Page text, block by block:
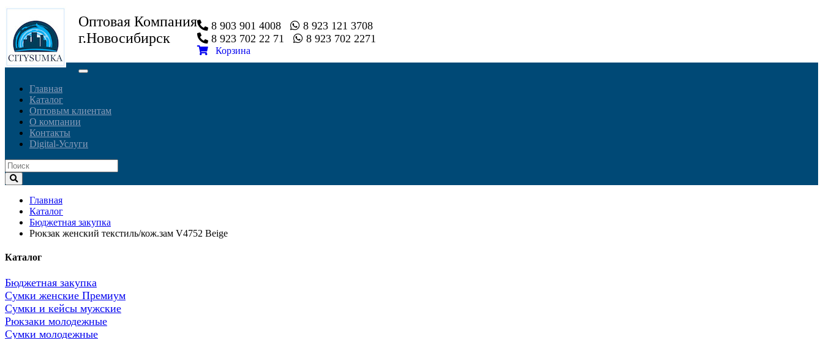
Оптовая Компания
г.Новосибирск
8 903 901 4008
8 923 121 3708
8 923 702 22 71
8 923 702 2271
Корзина
Toggle
Главная
Каталог
Оптовым клиентам
О компании
Контакты
Digital-Услуги
Главная
Каталог
Бюджетная закупка
Рюкзак женский текстиль/кож.зам V4752 Beige
Каталог
Бюджетная закупка
Сумки женские Премиум
Сумки и кейсы мужские
Рюкзаки молодежные
Сумки молодежные